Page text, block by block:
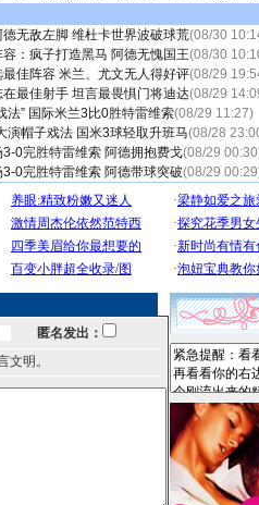
无敌左脚 维杜卡世界波破球荒(08/30
：疯子打造黑马 阿德无愧国王(08/30
佳阵容 米兰、尤文无人得好评(08/29
最佳射手 坦言最畏惧门将迪达(08/29
法” 国际米兰3比0胜特雷维索(08/29 11:27)
演帽子戏法 国米3球轻取升班马(08/28
3-0完胜特雷维索 阿德拥抱费戈(08/29
3-0完胜特雷维索 阿德带球突破(08/29
匿名发出：
文明。